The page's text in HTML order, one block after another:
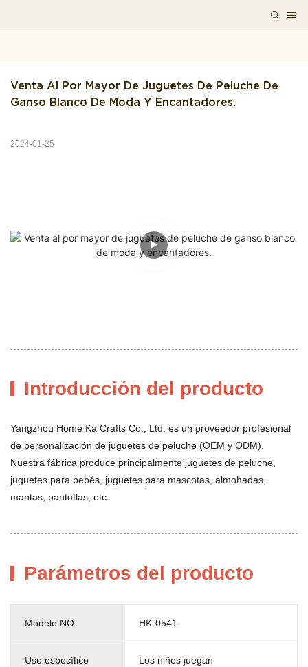
Venta Al Por Mayor De Juguetes De Peluche De
Ganso Blanco De Moda Y Encantadores.
2024-01-25
Introducción del producto
Yangzhou Home Ka Crafts Co., Ltd. es un proveedor profesional
de personalización de juguetes de peluche (OEM y ODM).
Nuestra fábrica produce principalmente juguetes de peluche,
juguetes para bebés, juguetes para mascotas, almohadas,
mantas, pantuflas, etc.
Parámetros del producto
Modelo NO. HK-0541
Uso específico Los niños juegan